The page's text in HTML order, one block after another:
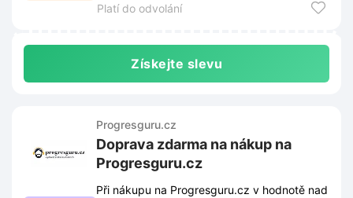
Platí do odvolání
Získejte slevu
Progresguru.cz
Doprava zdarma na nákup na
Progresguru.cz
Při nákupu na Progresguru.cz v hodnotě nad